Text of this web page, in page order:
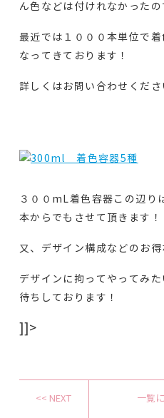
ん色などは付けれなかったの
最近では１０００本単位で
なってきております！
詳しくはお問い合わせくださ
３００mL着色容器この辺り
本からでもさせて頂きます！
又、デザイン構成などのお
デザインに拘ってやってみ
待ちしております！
]]>
<< NEXT 一覧